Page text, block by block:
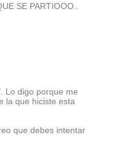
SE PARTIOOO..
Lo digo porque me
la que hiciste esta
que debes intentar